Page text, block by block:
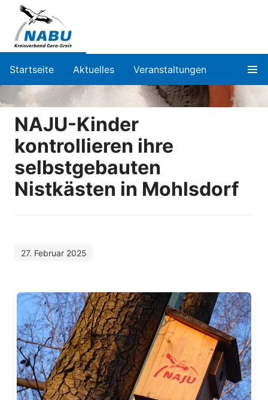
Startseite Aktuelles Veranstaltungen
NAJU-Kinder
kontrollieren ihre
selbstgebauten
Nistkästen in Mohlsdorf
27. Februar 2025